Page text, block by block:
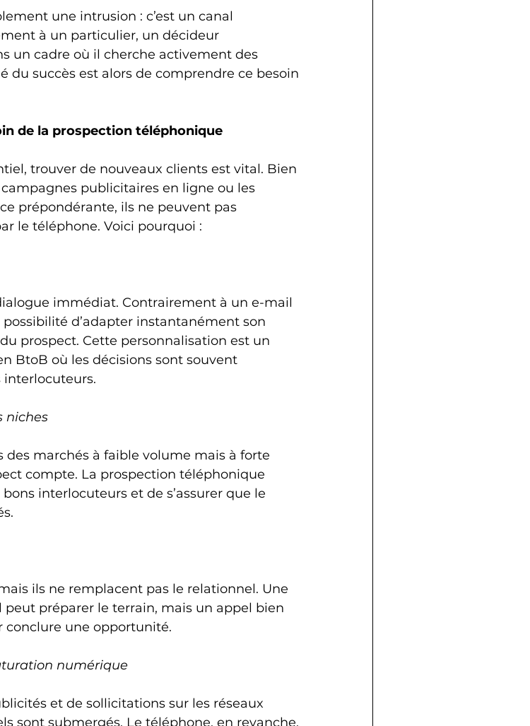
une intrusion : c’est un canal
à un particulier, un décideur
un cadre où il cherche activement des
du succès est alors de comprendre ce besoin
de la prospection téléphonique
trouver de nouveaux clients est vital. Bien
publicitaires en ligne ou les
prépondérante, ils ne peuvent pas
le téléphone. Voici pourquoi :
immédiat. Contrairement à un e-mail
d’adapter instantanément son
prospect. Cette personnalisation est un
BtoB où les décisions sont souvent
niches
marchés à faible volume mais à forte
compte. La prospection téléphonique
interlocuteurs et de s’assurer que le
ils ne remplacent pas le relationnel. Une
préparer le terrain, mais un appel bien
conclure une opportunité.
numérique
et de sollicitations sur les réseaux
sont submergés. Le téléphone, en revanche,